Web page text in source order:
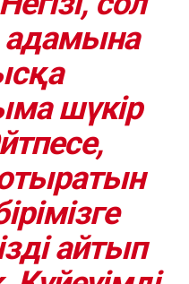
адамына
шүкір
айтып